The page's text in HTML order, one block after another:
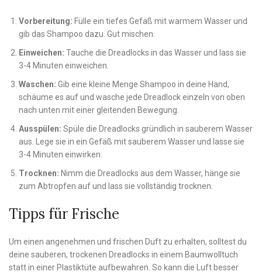
Vorbereitung: Fülle ein tiefes Gefäß mit warmem Wasser und
gib das Shampoo dazu. Gut mischen.
Einweichen: Tauche die Dreadlocks in das Wasser und lass sie
3-4 Minuten einweichen.
Waschen: Gib eine kleine Menge Shampoo in deine Hand,
schäume es auf und wasche jede Dreadlock einzeln von oben
nach unten mit einer gleitenden Bewegung.
Ausspülen: Spüle die Dreadlocks gründlich in sauberem Wasser
aus. Lege sie in ein Gefäß mit sauberem Wasser und lasse sie
3-4 Minuten einwirken.
Trocknen: Nimm die Dreadlocks aus dem Wasser, hänge sie
zum Abtropfen auf und lass sie vollständig trocknen.
Tipps für Frische
Um einen angenehmen und frischen Duft zu erhalten, solltest du
deine sauberen, trockenen Dreadlocks in einem Baumwolltuch
statt in einer Plastiktüte aufbewahren. So kann die Luft besser